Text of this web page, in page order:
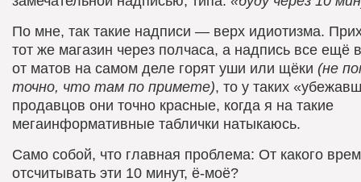
По мне, так такие надписи — верх идиотизма.
тот же магазин через полчаса, а надпись все ещё
от матов на самом деле горят уши или щёки (не
точно, что там по примете), то у таких
продавцов они точно красные, когда я на такие
мегаинформативные таблички натыкаюсь.
Само собой, что главная проблема: От какого
отсчитывать эти 10 минут, ё-моё?